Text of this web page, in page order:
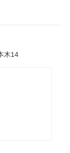
木14